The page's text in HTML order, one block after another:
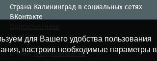
Страна Калининград в социальных сетях
ВКонтакте
Телеграм
E-mail:rec@strana39.ru
для Вашего удобства пользования
настроив необходимые параметры в